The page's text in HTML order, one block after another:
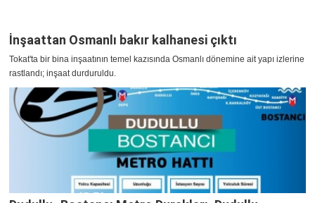
İnşaattan Osmanlı bakır kalhanesi çıktı
Tokat'ta bir bina inşaatının temel kazısında Osmanlı dönemine ait yapı izlerine
rastlandı; inşaat durduruldu.